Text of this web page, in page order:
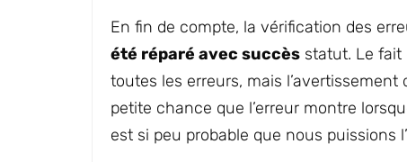
En fin de compte, la vérification des
été réparé avec succès statut. Le fait
toutes les erreurs, mais
petite chance que l’erreur montre
est si peu probable que nous puissions